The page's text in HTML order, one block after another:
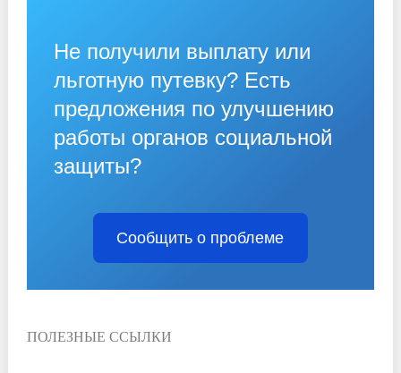
Не получили выплату или
льготную путевку? Есть
предложения по улучшению
работы органов социальной
защиты?
Сообщить о проблеме
ПОЛЕЗНЫЕ ССЫЛКИ